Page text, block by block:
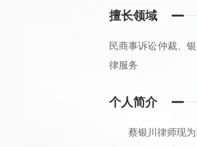
擅长领域
民商事诉讼仲裁、
律服务
个人简介
蔡银川律师现为